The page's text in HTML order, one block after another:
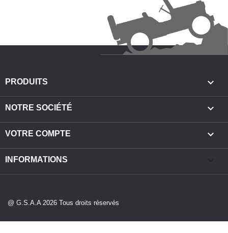
PRODUITS 
NOTRE SOCIÉTÉ 
VOTRE COMPTE 
INFORMATIONS
@ G.S.A.A 2026 Tous droits réservés